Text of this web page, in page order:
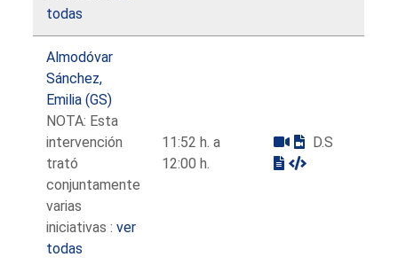
todas
Almodóvar
Sánchez,
Emilia (GS)
NOTA: Esta
intervención
trató
conjuntamente
varias
iniciativas :ver
todas
11:52 h. a
12:00 h.
D.S